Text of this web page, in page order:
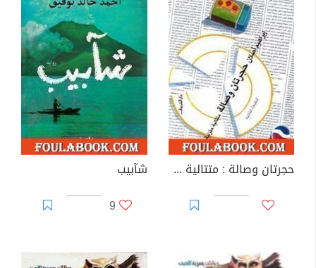
حجرتان وصالة : متتالية منزلية
شآبيب
9